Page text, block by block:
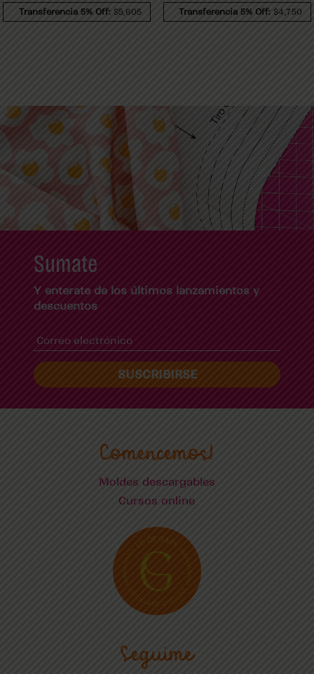
Transferencia 5% Off: $5,605 Transferencia 5% Off: $4,750
Sumate
Y enterate de los últimos lanzamientos y
descuentos
SUSCRIBIRSE
Comencemos!
Moldes descargables
Cursos online
Seguime